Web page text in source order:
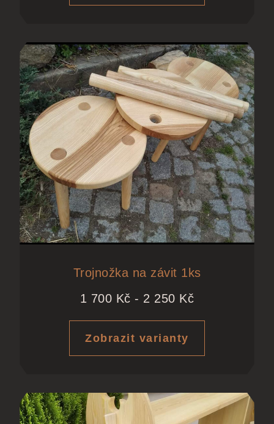
Trojnožka na závit 1ks
1 700 Kč - 2 250 Kč
Zobrazit varianty